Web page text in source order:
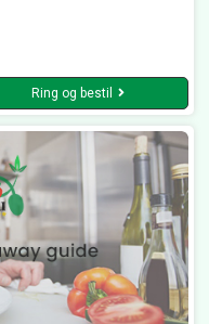
Ring og bestil